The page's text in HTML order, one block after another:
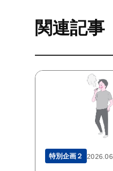
関連記事
特別企画２ 2026.06